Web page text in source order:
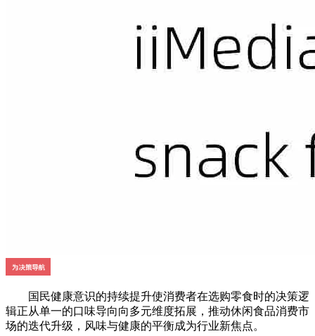
国民健康意识的持续提升使消费者在选购零食时的决策逻
辑正从单一的口味导向向多元维度拓展，推动休闲食品消费市
场的迭代升级，风味与健康的平衡成为行业新焦点。